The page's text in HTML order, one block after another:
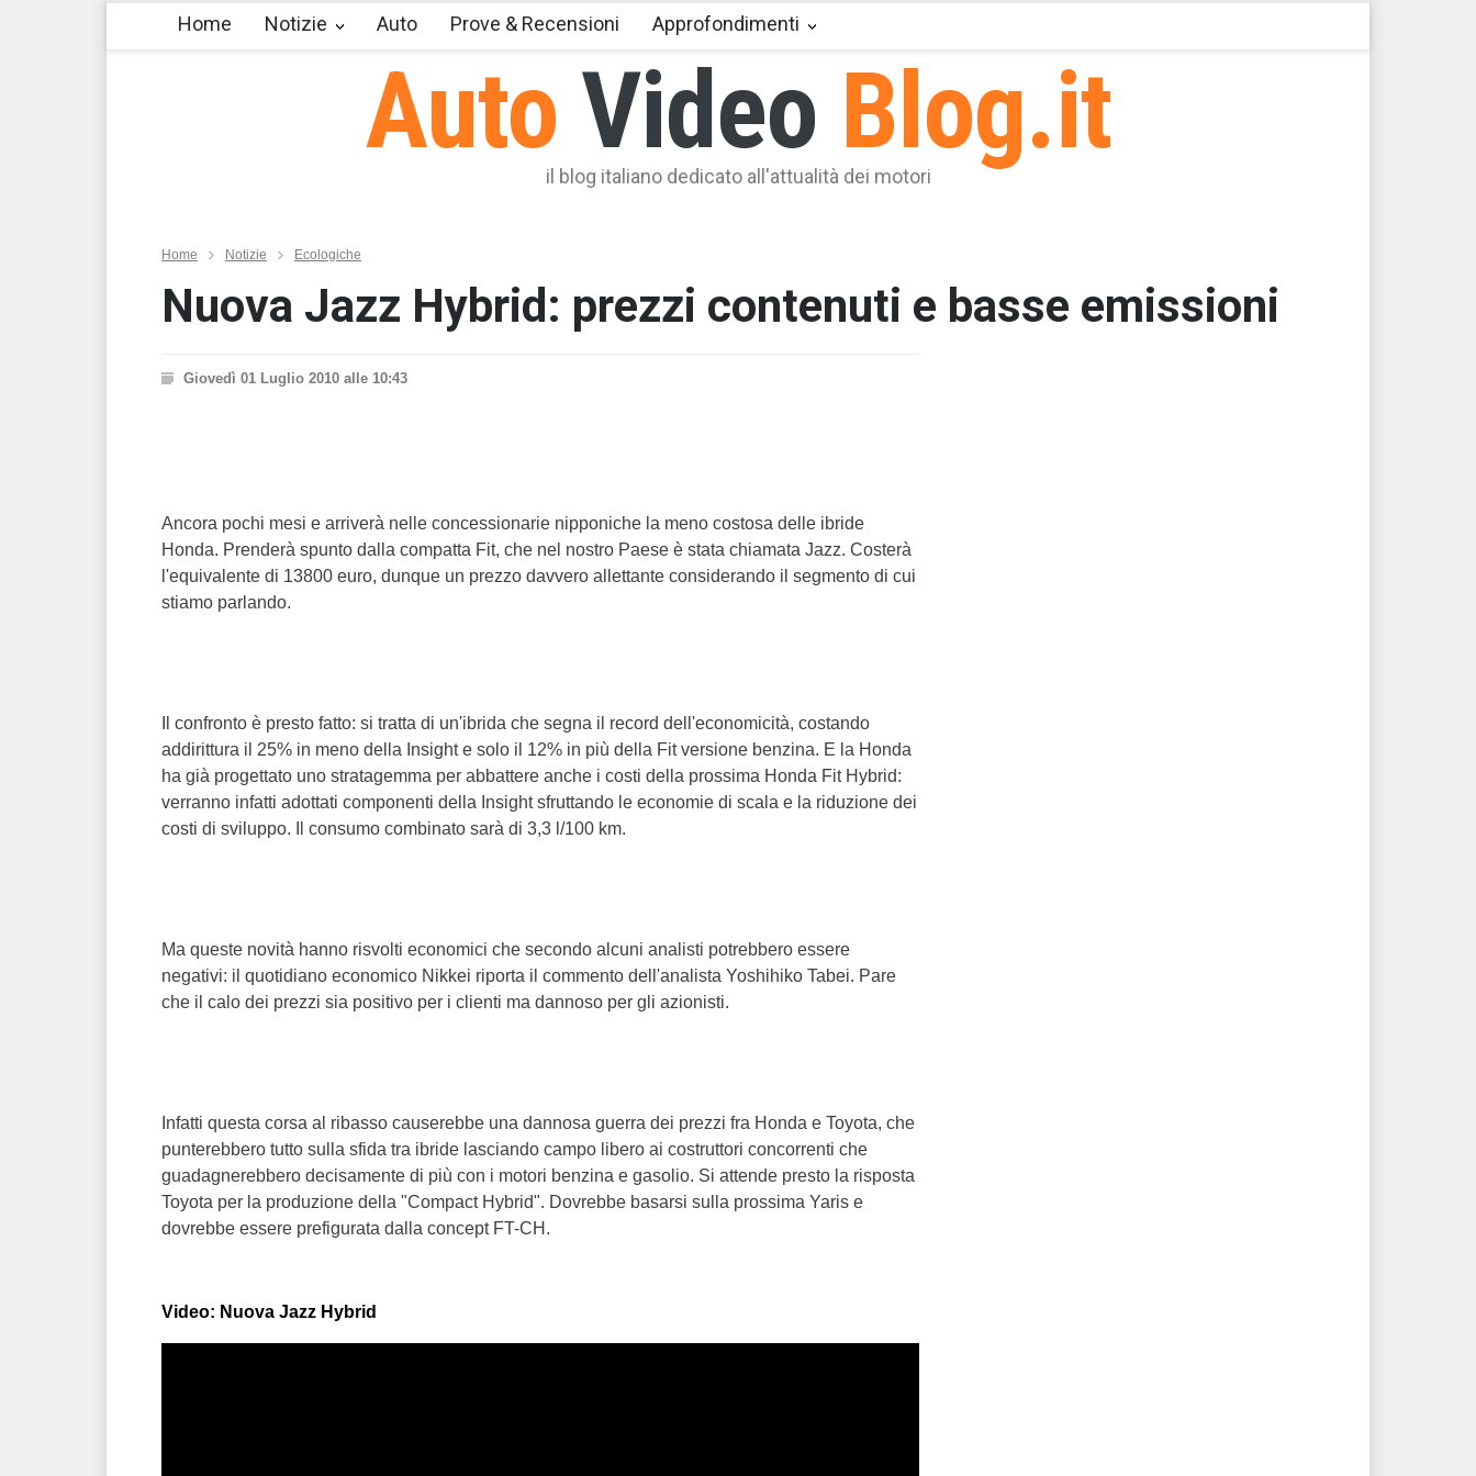
Auto Video Blog.it
il blog italiano dedicato all'attualità dei motori
Home Notizie Auto Prove & Recensioni Approfondimenti
Home Notizie Ecologiche
Nuova Jazz Hybrid: prezzi contenuti e basse emissioni
Giovedì 01 Luglio 2010 alle 10:43
Ancora pochi mesi e arriverà nelle concessionarie nipponiche la meno costosa delle ibride
Honda. Prenderà spunto dalla compatta Fit, che nel nostro Paese è stata chiamata Jazz. Costerà
l'equivalente di 13800 euro, dunque un prezzo davvero allettante considerando il segmento di cui
stiamo parlando.
Il confronto è presto fatto: si tratta di un'ibrida che segna il record dell'economicità, costando
addirittura il 25% in meno della Insight e solo il 12% in più della Fit versione benzina. E la Honda
ha già progettato uno stratagemma per abbattere anche i costi della prossima Honda Fit Hybrid:
verranno infatti adottati componenti della Insight sfruttando le economie di scala e la riduzione dei
costi di sviluppo. Il consumo combinato sarà di 3,3 l/100 km.
Ma queste novità hanno risvolti economici che secondo alcuni analisti potrebbero essere
negativi: il quotidiano economico Nikkei riporta il commento dell'analista Yoshihiko Tabei. Pare
che il calo dei prezzi sia positivo per i clienti ma dannoso per gli azionisti.
Infatti questa corsa al ribasso causerebbe una dannosa guerra dei prezzi fra Honda e Toyota, che
punterebbero tutto sulla sfida tra ibride lasciando campo libero ai costruttori concorrenti che
guadagnerebbero decisamente di più con i motori benzina e gasolio. Si attende presto la risposta
Toyota per la produzione della "Compact Hybrid". Dovrebbe basarsi sulla prossima Yaris e
dovrebbe essere prefigurata dalla concept FT-CH.
Video: Nuova Jazz Hybrid